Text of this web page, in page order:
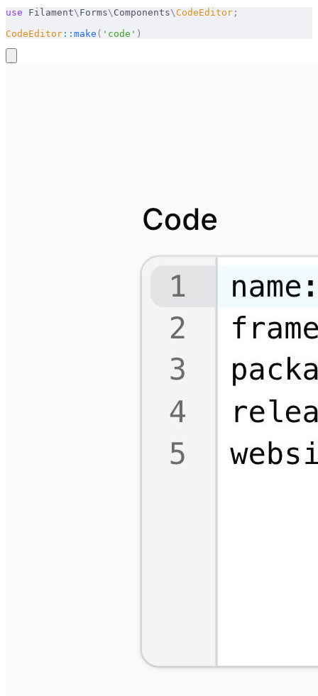
use Filament\ Forms\ Components\ CodeEditor ;
CodeEditor :: make ( 'code' )